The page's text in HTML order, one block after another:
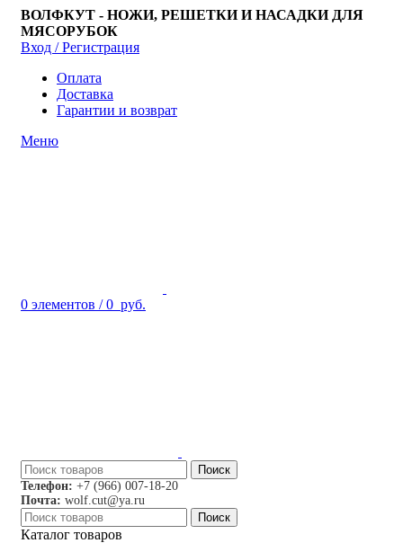
ВОЛФКУТ - НОЖИ, РЕШЕТКИ И НАСАДКИ ДЛЯ
МЯСОРУБОК
Вход / Регистрация
Оплата
Доставка
Гарантии и возврат
Меню
0 элементов / 0 руб.
Поиск
Телефон: +7 (966) 007-18-20
Почта: wolf.cut@ya.ru
Поиск
Каталог товаров